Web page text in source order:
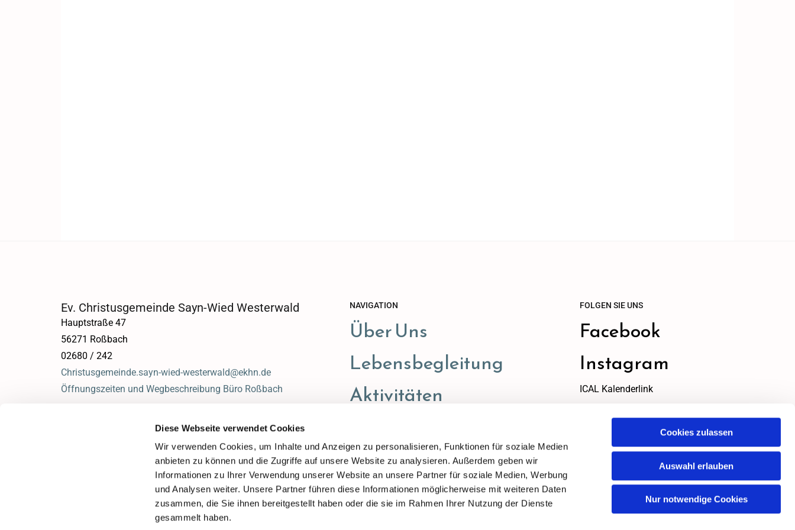
Diese Webseite verwendet Cookies
Wir verwenden Cookies, um Inhalte und Anzeigen zu personalisieren, Funktionen für soziale Medien
anbieten zu können und die Zugriffe auf unsere Website zu analysieren. Außerdem geben wir
Informationen zu Ihrer Verwendung unserer Website an unsere Partner für soziale Medien, Werbung
und Analysen weiter. Unsere Partner führen diese Informationen möglicherweise mit weiteren Daten
zusammen, die Sie ihnen bereitgestellt haben oder die sie im Rahmen Ihrer Nutzung der Dienste
gesammelt haben.
Cookies zulassen
Auswahl erlauben
Nur notwendige Cookies
Ev. Christusgemeinde Sayn-Wied Westerwald
Hauptstraße 47
56271 Roßbach
02680 / 242
Christusgemeinde.sayn-wied-westerwald@ekhn.de
Öffnungszeiten und Wegbeschreibung Büro Roßbach
NAVIGATION
Über Uns
Lebensbegleitung
Aktivitäten
FOLGEN SIE UNS
Facebook
Instagram
ICAL Kalenderlink
ICAL Link
zum kopieren